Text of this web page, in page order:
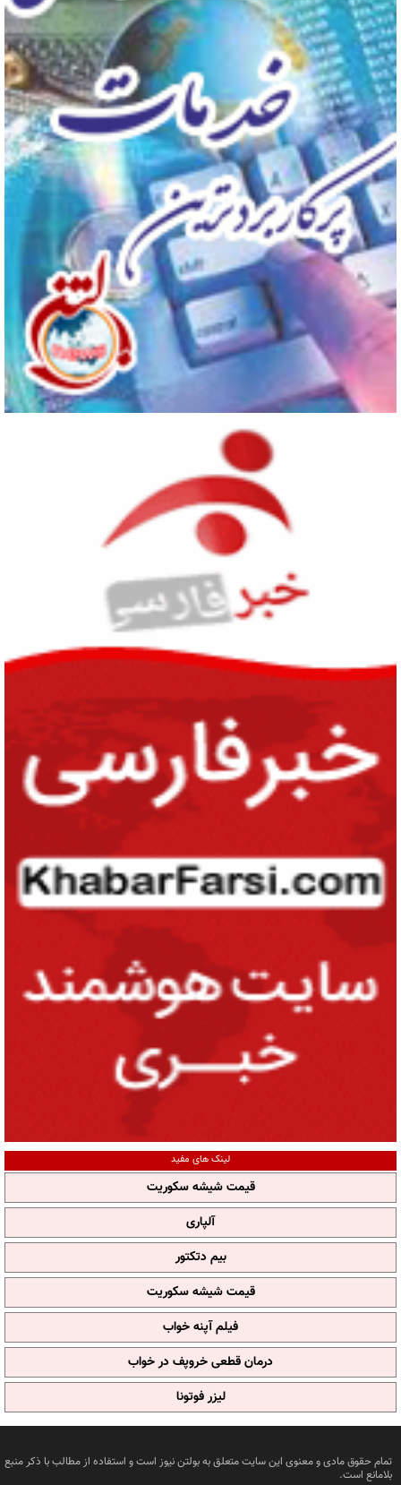
لینک های مفید
قیمت شیشه سکوریت
آلپاری
بیم دتکتور
قیمت شیشه سکوریت
فیلم آپنه خواب
درمان قطعی خروپف در خواب
لیزر فوتونا
تمام حقوق مادی و معنوی این سایت متعلق به بولتن نیوز است و استفاده از مطالب با ذکر منبع
بلامانع است.